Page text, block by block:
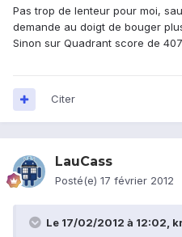
Pas trop de lenteur pour moi,
demande au doigt de bouger
Sinon sur Quadrant score de
Citer
LauCass
Posté(e) 17 février 2012
Le 17/02/2012 à 12:02,